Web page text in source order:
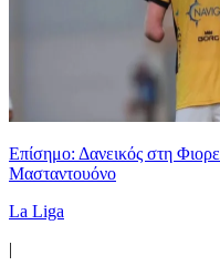
Επίσημο: Δανεικός στη
Μασταντουόνο
La Liga
|